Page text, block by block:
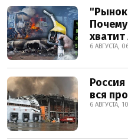
хватит
6 АВГУСТА,
вся
6 АВГУСТА,